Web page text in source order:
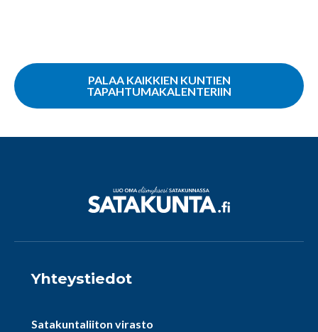
PALAA KAIKKIEN KUNTIEN
TAPAHTUMAKALENTERIIN
Yhteystiedot
Satakuntaliiton virasto